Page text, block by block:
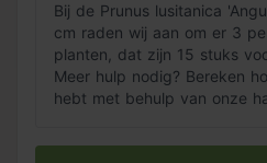
Bij de Prunus lusitanica
cm raden wij aan om er 3
planten, dat zijn 15 stuks
Meer hulp nodig? Bereken
hebt met behulp van onze